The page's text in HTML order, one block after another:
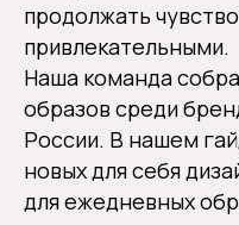
продолжать
привлекательными.
Наша команда
образов среди
России. В нашем
новых для себя
для ежедневных